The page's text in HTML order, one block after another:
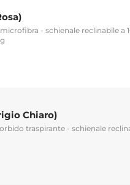
- schienale reclinabile a
Chiaro)
traspirante - schienale